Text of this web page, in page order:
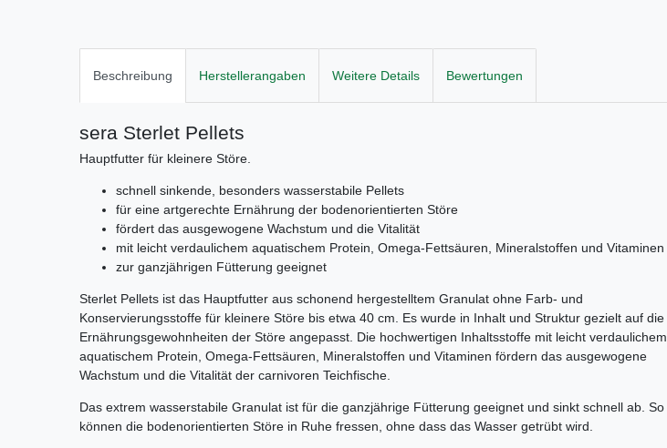
Beschreibung Herstellerangaben Weitere Details Bewertungen
sera Sterlet Pellets
Hauptfutter für kleinere Störe.
schnell sinkende, besonders wasserstabile Pellets
für eine artgerechte Ernährung der bodenorientierten Störe
fördert das ausgewogene Wachstum und die Vitalität
mit leicht verdaulichem aquatischem Protein, Omega-Fettsäuren, Mineralstoffen und Vitaminen
zur ganzjährigen Fütterung geeignet
Sterlet Pellets ist das Hauptfutter aus schonend hergestelltem Granulat ohne Farb- und
Konservierungsstoffe für kleinere Störe bis etwa 40 cm. Es wurde in Inhalt und Struktur gezielt auf die
Ernährungsgewohnheiten der Störe angepasst. Die hochwertigen Inhaltsstoffe mit leicht verdaulichem
aquatischem Protein, Omega-Fettsäuren, Mineralstoffen und Vitaminen fördern das ausgewogene
Wachstum und die Vitalität der carnivoren Teichfische.
Das extrem wasserstabile Granulat ist für die ganzjährige Fütterung geeignet und sinkt schnell ab. So
können die bodenorientierten Störe in Ruhe fressen, ohne dass das Wasser getrübt wird.